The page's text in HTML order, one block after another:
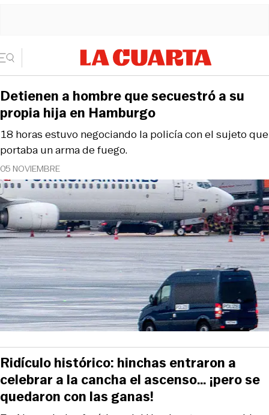
05 NOVIEMBRE
18 horas estuvo negociando la policía con el sujeto que
portaba un arma de fuego.
Detienen a hombre que secuestró a su
propia hija en Hamburgo
Ridículo histórico: hinchas entraron a
celebrar a la cancha el ascenso… ¡pero se
quedaron con las ganas!